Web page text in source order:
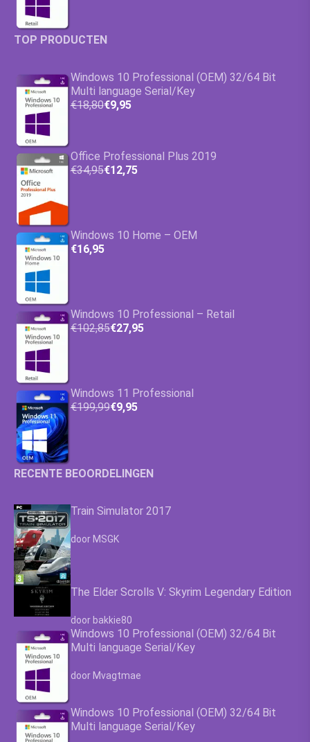
TOP PRODUCTEN
Windows 10 Professional (OEM) 32/64 Bit
Multi language Serial/Key
€18,80€9,95
Office Professional Plus 2019
€34,95€12,75
Windows 10 Home – OEM
€16,95
Windows 10 Professional – Retail
€102,85€27,95
Windows 11 Professional
€199,99€9,95
RECENTE BEOORDELINGEN
Train Simulator 2017
Waardering
door MSGK
The Elder Scrolls V: Skyrim Legendary Edition
Waardering4.63
door bakkie80
Windows 10 Professional (OEM) 32/64 Bit
Multi language Serial/Key
Waardering4.63
door Mvagtmae
Windows 10 Professional (OEM) 32/64 Bit
Multi language Serial/Key